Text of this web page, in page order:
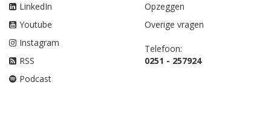
LinkedIn
Youtube
Instagram
RSS
Podcast
Opzeggen
Overige vragen
Telefoon:
0251 - 257924